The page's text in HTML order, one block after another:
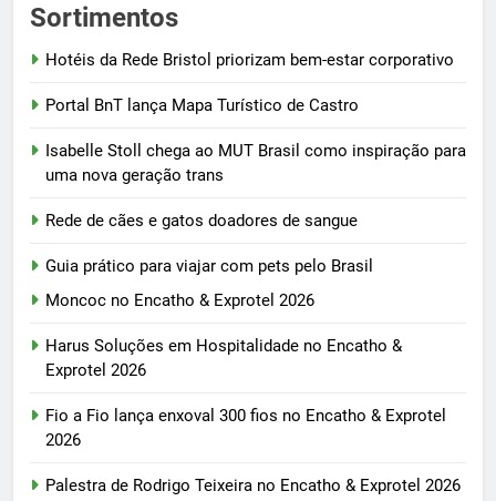
Sortimentos
Hotéis da Rede Bristol priorizam bem-estar corporativo
Portal BnT lança Mapa Turístico de Castro
Isabelle Stoll chega ao MUT Brasil como inspiração para
uma nova geração trans
Rede de cães e gatos doadores de sangue
Guia prático para viajar com pets pelo Brasil
Moncoc no Encatho & Exprotel 2026
Harus Soluções em Hospitalidade no Encatho &
Exprotel 2026
Fio a Fio lança enxoval 300 fios no Encatho & Exprotel
2026
Palestra de Rodrigo Teixeira no Encatho & Exprotel 2026